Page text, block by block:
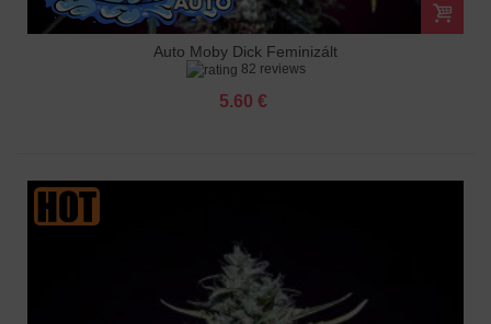
Auto Moby Dick Feminizált
82 reviews
5.60 €